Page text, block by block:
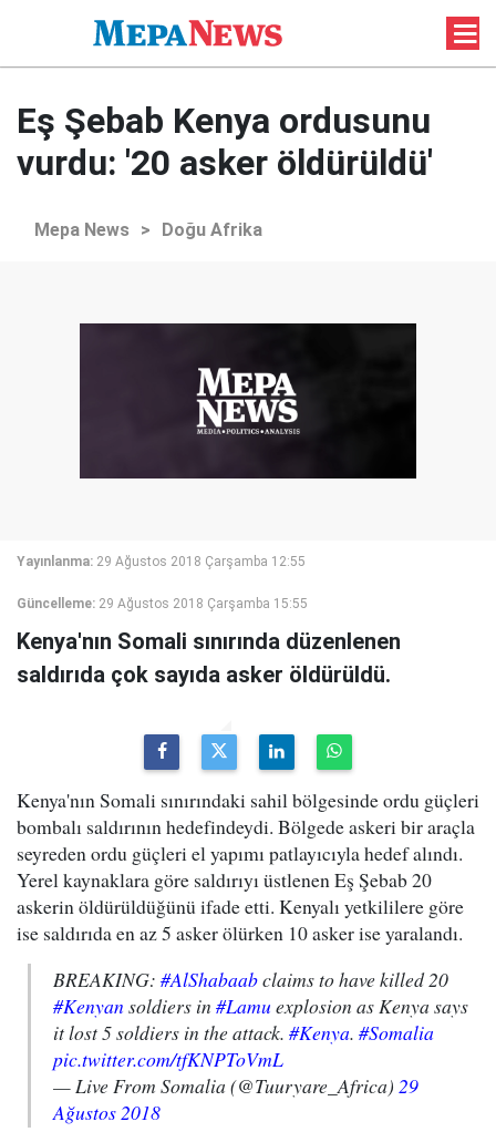
Eş Şebab Kenya ordusunu
vurdu: '20 asker öldürüldü'
Mepa News > Doğu Afrika
Yayınlanma: 29 Ağustos 2018 Çarşamba 12:55
Güncelleme: 29 Ağustos 2018 Çarşamba 15:55
Kenya'nın Somali sınırında düzenlenen
saldırıda çok sayıda asker öldürüldü.
Kenya'nın Somali sınırındaki sahil bölgesinde ordu güçleri
bombalı saldırının hedefindeydi. Bölgede askeri bir araçla
seyreden ordu güçleri el yapımı patlayıcıyla hedef alındı.
Yerel kaynaklara göre saldırıyı üstlenen Eş Şebab 20
askerin öldürüldüğünü ifade etti. Kenyalı yetkililere göre
ise saldırıda en az 5 asker ölürken 10 asker ise yaralandı.
BREAKING: #AlShabaabclaims to have killed 20
#Kenyan soldiers in #Lamu explosion as Kenya says
it lost 5 soldiers in the attack. #Kenya. #Somalia
pic.twitter.com/tfKNPToVmL
— Live From Somalia (@Tuuryare_Africa) 29
Ağustos 2018